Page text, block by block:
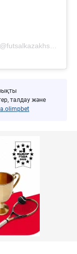
Публикация от Футзал Казахстан 🇰🇿 (@futsalkazakhstan)
талдау және